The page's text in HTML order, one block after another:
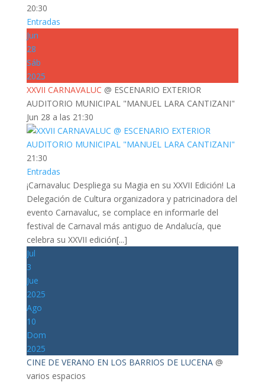
20:30
Entradas
Jun
28
Sáb
2025
XXVII CARNAVALUC @ ESCENARIO EXTERIOR
AUDITORIO MUNICIPAL "MANUEL LARA CANTIZANI"
Jun 28 a las 21:30
21:30
Entradas
¡Carnavaluc Despliega su Magia en su XXVII Edición! La
Delegación de Cultura organizadora y patricinadora del
evento Carnavaluc, se complace en informarle del
festival de Carnaval más antiguo de Andalucía, que
celebra su XXVII edición[...]
Jul
3
Jue
2025
Ago
10
Dom
2025
CINE DE VERANO EN LOS BARRIOS DE LUCENA @
varios espacios